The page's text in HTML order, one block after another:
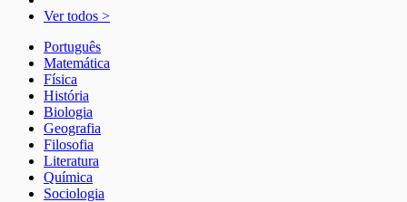
Ver todos >
Português
Matemática
Física
História
Biologia
Geografia
Filosofia
Literatura
Química
Sociologia